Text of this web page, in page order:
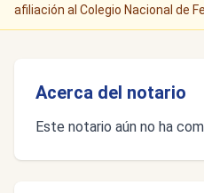
afiliación al Colegio Nacional de
Acerca del notario
Este notario aún no ha